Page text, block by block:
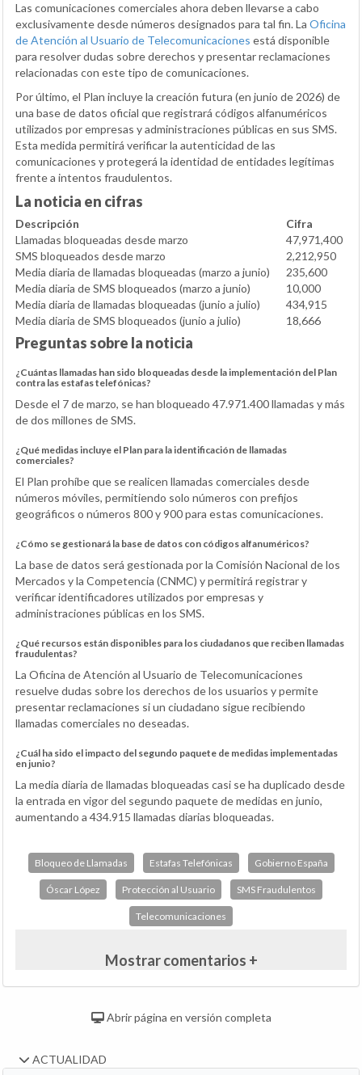
Las comunicaciones comerciales ahora deben llevarse a cabo
exclusivamente desde números designados para tal fin. La Oficina
de Atención al Usuario de Telecomunicaciones está disponible
para resolver dudas sobre derechos y presentar reclamaciones
relacionadas con este tipo de comunicaciones.
Por último, el Plan incluye la creación futura (en junio de 2026) de
una base de datos oficial que registrará códigos alfanuméricos
utilizados por empresas y administraciones públicas en sus SMS.
Esta medida permitirá verificar la autenticidad de las
comunicaciones y protegerá la identidad de entidades legítimas
frente a intentos fraudulentos.
La noticia en cifras
Descripción
Cifra
Llamadas bloqueadas desde marzo
47,971,400
SMS bloqueados desde marzo
2,212,950
Media diaria de llamadas bloqueadas (marzo a junio)
235,600
Media diaria de SMS bloqueados (marzo a junio)
10,000
Media diaria de llamadas bloqueadas (junio a julio)
434,915
Media diaria de SMS bloqueados (junio a julio)
18,666
Preguntas sobre la noticia
¿Cuántas llamadas han sido bloqueadas desde la implementación del Plan
contra las estafas telefónicas?
Desde el 7 de marzo, se han bloqueado 47.971.400 llamadas y más
de dos millones de SMS.
¿Qué medidas incluye el Plan para la identificación de llamadas
comerciales?
El Plan prohíbe que se realicen llamadas comerciales desde
números móviles, permitiendo solo números con prefijos
geográficos o números 800 y 900 para estas comunicaciones.
¿Cómo se gestionará la base de datos con códigos alfanuméricos?
La base de datos será gestionada por la Comisión Nacional de los
Mercados y la Competencia (CNMC) y permitirá registrar y
verificar identificadores utilizados por empresas y
administraciones públicas en los SMS.
¿Qué recursos están disponibles para los ciudadanos que reciben llamadas
fraudulentas?
La Oficina de Atención al Usuario de Telecomunicaciones
resuelve dudas sobre los derechos de los usuarios y permite
presentar reclamaciones si un ciudadano sigue recibiendo
llamadas comerciales no deseadas.
¿Cuál ha sido el impacto del segundo paquete de medidas implementadas
en junio?
La media diaria de llamadas bloqueadas casi se ha duplicado desde
la entrada en vigor del segundo paquete de medidas en junio,
aumentando a 434.915 llamadas diarias bloqueadas.
Bloqueo de Llamadas Estafas Telefónicas Gobierno España
Óscar López Protección al Usuario SMS Fraudulentos
Telecomunicaciones
Mostrar comentarios +
Abrir página en versión completa
ACTUALIDAD